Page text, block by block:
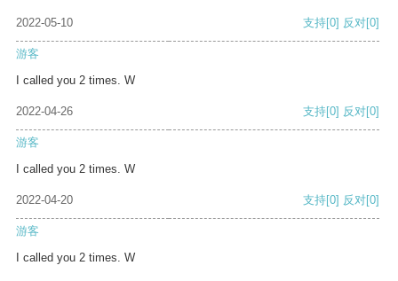
2022-05-10 支持[0] 反对[0]
游客
I called you 2 times. W
2022-04-26 支持[0] 反对[0]
游客
I called you 2 times. W
2022-04-20 支持[0] 反对[0]
游客
I called you 2 times. W